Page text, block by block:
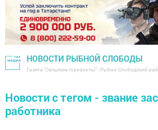
НОВОСТИ РЫБНОЙ СЛОБОДЫ
Газета "Сельские горизонты" - Рыбно-Слободский
Новости с тегом - звание
работника